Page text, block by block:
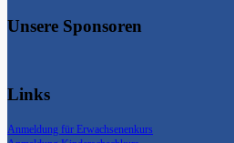
Unsere Sponsoren
Links
Anmeldung für Erwachsenenkurs